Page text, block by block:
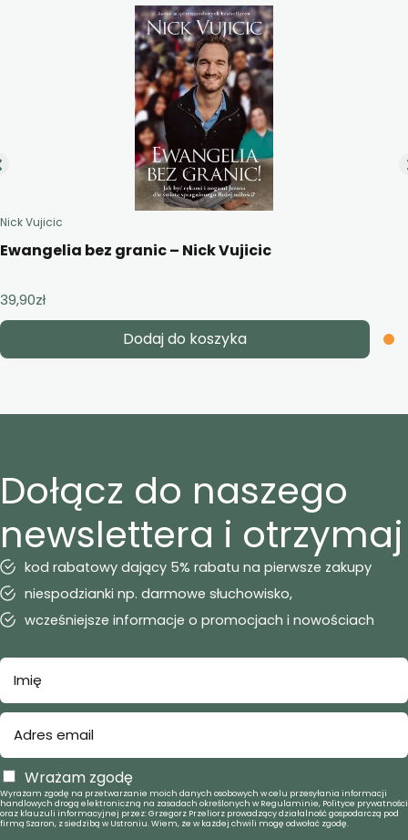
Nick Vujicic
Ewangelia bez granic – Nick Vujicic
39,90zł
Dodaj do koszyka
Dołącz do naszego
newslettera i otrzymaj
kod rabatowy dający 5% rabatu na pierwsze zakupy
niespodzianki np. darmowe słuchowisko,
wcześniejsze informacje o promocjach i nowościach
Wrażam zgodę
Wyrażam zgodę na przetwarzanie moich danych osobowych w celu przesyłania informacji
handlowych drogą elektroniczną na zasadach określonych w Regulaminie, Polityce prywatności
oraz klauzuli informacyjnej przez: Grzegorz Przeliorz prowadzący działalność gospodarczą pod
firmą Szaron, z siedzibą w Ustroniu. Wiem, że w każdej chwili mogę odwołać zgodę.